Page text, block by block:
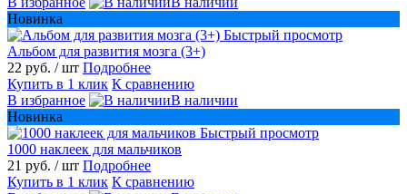
Новинка
Быстрый просмотр
Альбом для развития мозга (3+)
22 руб. / шт Подробнее
Купить в 1 клик К сравнению
В избранное
В наличии
Новинка
Быстрый просмотр
1000 наклеек для мальчиков
21 руб. / шт Подробнее
Купить в 1 клик К сравнению